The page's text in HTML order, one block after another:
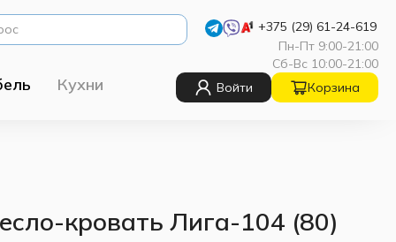
+375 (29) 61-24-619
Пн-Пт 9:00-21:00
Сб-Вс 10:00-21:00
Кухни Войти Корзина
кровать Лига-104 (80)